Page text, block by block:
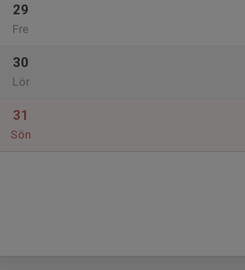
29
Fre
30
Lör
31
Sön